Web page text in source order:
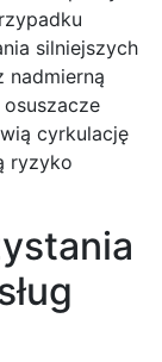
silniejszych
nadmierną
cyrkulację
ryzyko